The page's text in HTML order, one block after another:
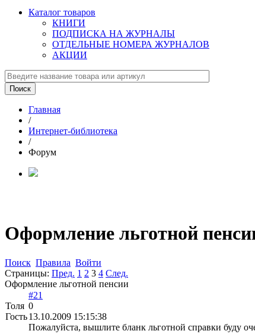
Каталог товаров
КНИГИ
ПОДПИСКА НА ЖУРНАЛЫ
ОТДЕЛЬНЫЕ НОМЕРА ЖУРНАЛОВ
АКЦИИ
Главная
/
Интернет-библиотека
/
Форум
Оформление льготной
Поиск Правила Войти
Страницы: Пред. 1 2 3 4 След.
Оформление льготной пенсии
Толя
Гость
#21
0
13.10.2009 15:15:38
Пожалуйста, вышлите бланк льготной справки буду